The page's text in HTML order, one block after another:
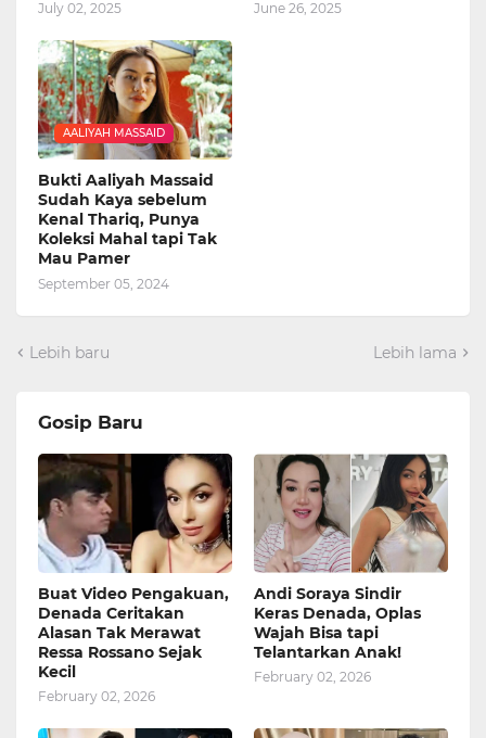
July 02, 2025 June 26, 2025
AALIYAH MASSAID
Bukti Aaliyah Massaid
Sudah Kaya sebelum
Kenal Thariq, Punya
Koleksi Mahal tapi Tak
Mau Pamer
September 05, 2024
Lebih baru Lebih lama
Gosip Baru
Buat Video Pengakuan,
Denada Ceritakan
Alasan Tak Merawat
Ressa Rossano Sejak
Kecil
February 02, 2026
Andi Soraya Sindir
Keras Denada, Oplas
Wajah Bisa tapi
Telantarkan Anak!
February 02, 2026